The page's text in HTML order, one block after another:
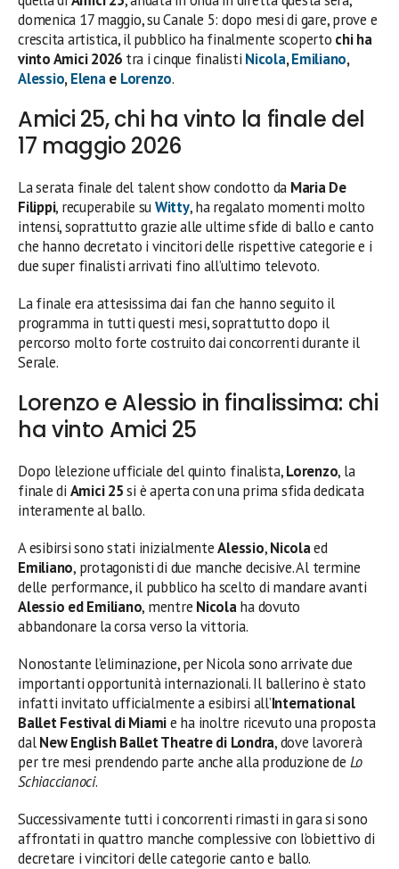
domenica 17 maggio, su Canale 5: dopo mesi di gare, prove e
crescita artistica, il pubblico ha finalmente scoperto chi ha
vinto Amici 2026 tra i cinque finalisti Nicola,Emiliano,
Alessio,Elenae Lorenzo.
Amici 25, chi ha vinto la finale del
17 maggio 2026
La serata finale del talent show condotto da Maria De
Filippi, recuperabile suWitty, ha regalato momenti molto
intensi, soprattutto grazie alle ultime sfide di ballo e canto
che hanno decretato i vincitori delle rispettive categorie e i
due super finalisti arrivati fino all’ultimo televoto.
La finale era attesissima dai fan che hanno seguito il
programma in tutti questi mesi, soprattutto dopo il
percorso molto forte costruito dai concorrenti durante il
Serale.
Lorenzo e Alessio in finalissima: chi
ha vinto Amici 25
Dopo l’elezione ufficiale del quinto finalista,Lorenzo, la
finale di Amici 25si è aperta con una prima sfida dedicata
interamente al ballo.
A esibirsi sono stati inizialmenteAlessio,Nicolaed
Emiliano, protagonisti di due manche decisive. Al termine
delle performance, il pubblico ha scelto di mandare avanti
Alessio ed Emiliano, mentre Nicolaha dovuto
abbandonare la corsa verso la vittoria.
Nonostante l’eliminazione, per Nicola sono arrivate due
importanti opportunità internazionali. Il ballerino è stato
infatti invitato ufficialmente a esibirsi all’International
Ballet Festival di Miamie ha inoltre ricevuto una proposta
dalNew English Ballet Theatre di Londra, dove lavorerà
per tre mesi prendendo parte anche alla produzione de Lo
Schiaccianoci.
Successivamente tutti i concorrenti rimasti in gara si sono
affrontati in quattro manche complessive con l’obiettivo di
decretare i vincitori delle categorie canto e ballo.